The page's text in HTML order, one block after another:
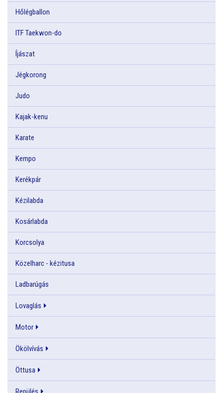
Hőlégballon
ITF Taekwon-do
Íjászat
Jégkorong
Judo
Kajak-kenu
Karate
Kempo
Kerékpár
Kézilabda
Kosárlabda
Korcsolya
Közelharc - kézitusa
Ladbarúgás
Lovaglás
Motor
Ökölvívás
Öttusa